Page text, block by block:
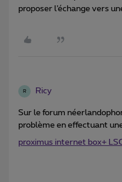
proposer l’échange vers
R Ricy
Sur le forum
problème en effectuant
proximus internet box+